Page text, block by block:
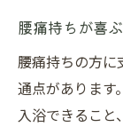
腰痛
宮崎
公衆
腰痛持ちが喜
腰痛持ちの方に
通点があります
入浴できること